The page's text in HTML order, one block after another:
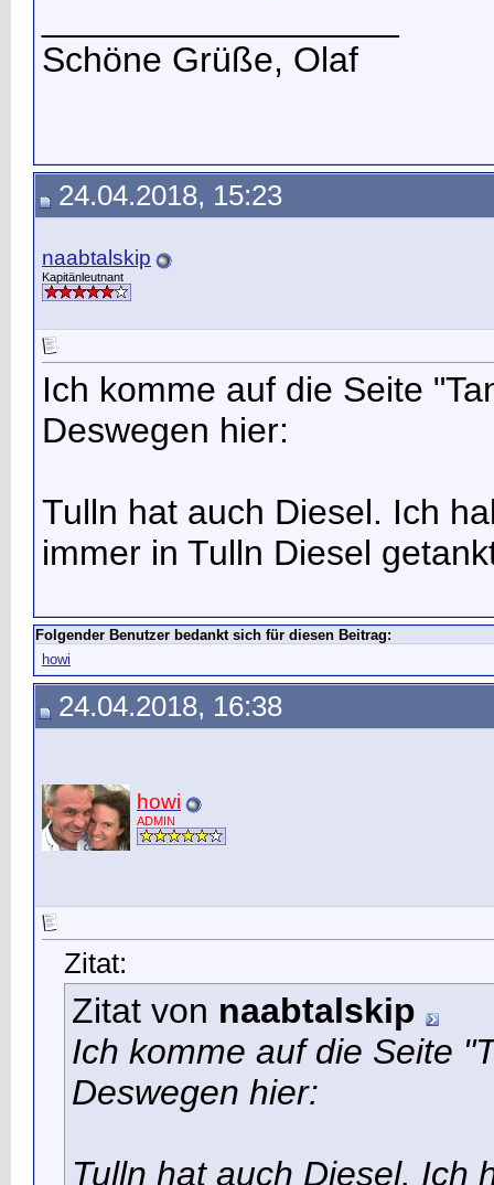
Schöne Grüße, Olaf
24.04.2018, 15:23
naabtalskip
Kapitänleutnant
Ich komme auf die Seite
Deswegen hier:
Tulln hat auch Diesel. Ich
immer in Tulln Diesel
Folgender Benutzer bedankt sich für diesen Beitrag:
howi
24.04.2018, 16:38
howi
ADMIN
Zitat:
Zitat von naabtalskip
Ich komme auf die Seite
Deswegen hier:
Tulln hat auch Diesel. Ich